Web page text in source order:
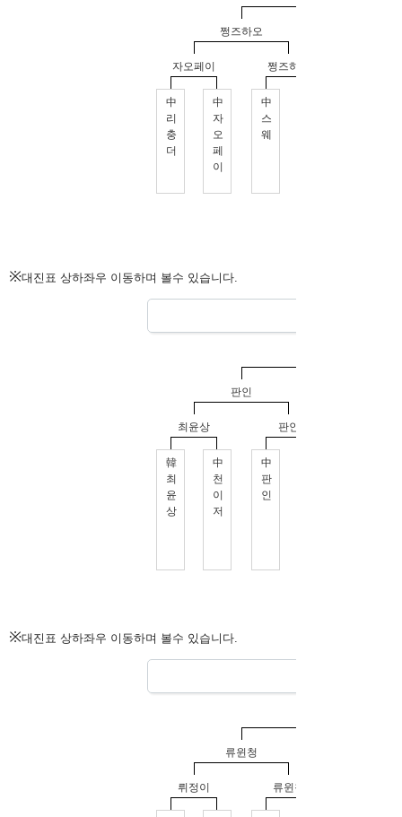
※대진표 상하좌우 이동하며 볼수 있습니다.
※대진표 상하좌우 이동하며 볼수 있습니다.